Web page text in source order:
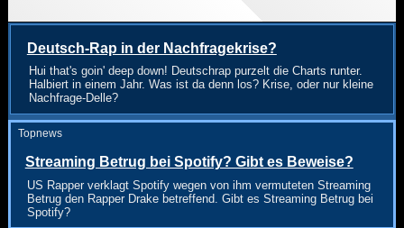
Deutsch-Rap in der Nachfragekrise?
Hui that's goin' deep down! Deutschrap purzelt die Charts runter.
Halbiert in einem Jahr. Was ist da denn los? Krise, oder nur kleine
Nachfrage-Delle?
Topnews
Streaming Betrug bei Spotify? Gibt es Beweise?
US Rapper verklagt Spotify wegen von ihm vermuteten Streaming
Betrug den Rapper Drake betreffend. Gibt es Streaming Betrug bei
Spotify?